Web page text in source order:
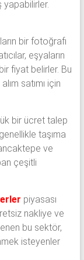
yapabilirler.
bir fotoğrafı
eşyaların
fiyat belirler. Bu
satımı için
bir ücret talep
taşıma
ve
çeşitli
piyasası
nakliye ve
bu sektör,
isteyenler